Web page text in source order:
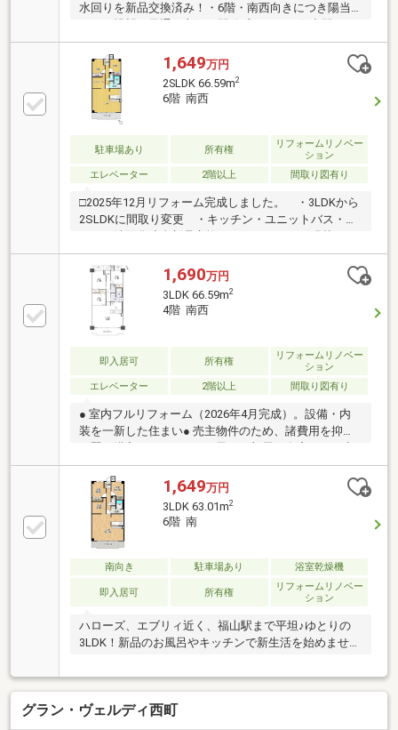
水回りを新品交換済み！・6階・南西向きにつき陽当
♪・約15帖のLDKを中心とした3LDKで、ご家族でもゆ
とりある暮らしを実現！・全居室収納付きで、お部屋
をすっきりと保ちながら快適に暮らせます・浴室乾燥
機・浄水器・TVモニター付インターホンなど暮らしを
快適にする設備が充実しています。・敷地内駐車場1
台確保可能で新生活をスムーズに始められます♪☆
周辺環境 ☆・ローソン 沖野上店：徒歩4分・福山医
療センター：徒歩9分・多治米小学校：徒歩12分・城
南中学校：徒歩17分
1,649万円
2SLDK 66.59m2
6階 南西
駐車場あり 所有権
リフォームリノベー
ション
エレベーター
2階以上 間取り図有り
□2025年12月リフォーム完成しました。 ・3LDKから
2SLDKに間取り変更 ・キッチン・ユニットバス・ト
え ・クロス張替え ・建具交換□66.59㎡の2SLDKマ
ンションです。□家族が集うLDKは南西向きで陽当り良
好。17.7帖の広さがあります。□リビングに隣接したフ
リースペースは、書斎・収納・家事室等、ライフスタ
イルに合わせ、色々な使い方が可能です。□平面駐車
場１台使用可能です。(月額使用料5 000円)□内見ご希
望の際には、お気軽にお問合せください。
1,690万円
3LDK 66.59m2
4階 南西
即入居可 所有権
リフォームリノベー
ション
エレベーター
2階以上 間取り図有り
● 室内フルリフォーム（2026年4月完成）。設備・内
装を一新した住まい● 売主物件のため、諸費用を抑え
間も確保しやすい、使い勝手の良い3LDK● セブンイレ
ブン福山沖野上2丁目店まで266m。深夜の買い物も安
心● エブリイ緑町店（748m）など、徒歩10分圏内に多
彩な商業施設が充実● 福山医療センター（623m）をは
じめ病院が身近に揃う「病院通り」エリア● 鉄筋コン
クリート造8階建。あなぶきハウジングサービスによ
る日勤管理で安心です● 現在空家のため、リフォーム
1,649万円
3LDK 63.01m2
6階 南
南向き 駐車場あり 浴室乾燥機
即入居可 所有権
リフォームリノベー
ション
ハローズ、エブリィ近く、福山駅まで平坦♪ゆとりの
3LDK！新品のお風呂やキッチンで新生活を始めません
グラン・ヴェルディ西町